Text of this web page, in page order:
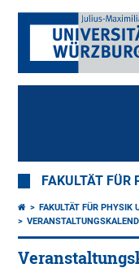
FAKULTÄT FÜR
FAKULTÄT FÜR PHYSIK